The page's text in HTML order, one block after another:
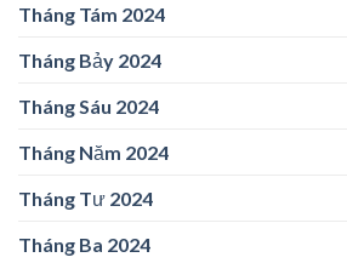
Tháng Tám 2024
Tháng Bảy 2024
Tháng Sáu 2024
Tháng Năm 2024
Tháng Tư 2024
Tháng Ba 2024